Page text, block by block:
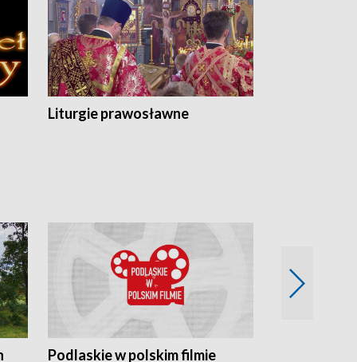
Liturgie prawosławne
Podlaskie w polskim filmie